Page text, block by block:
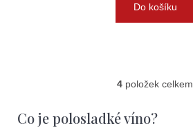
Do košíku
O
l
4 položek celkem
Co je polosladké víno?